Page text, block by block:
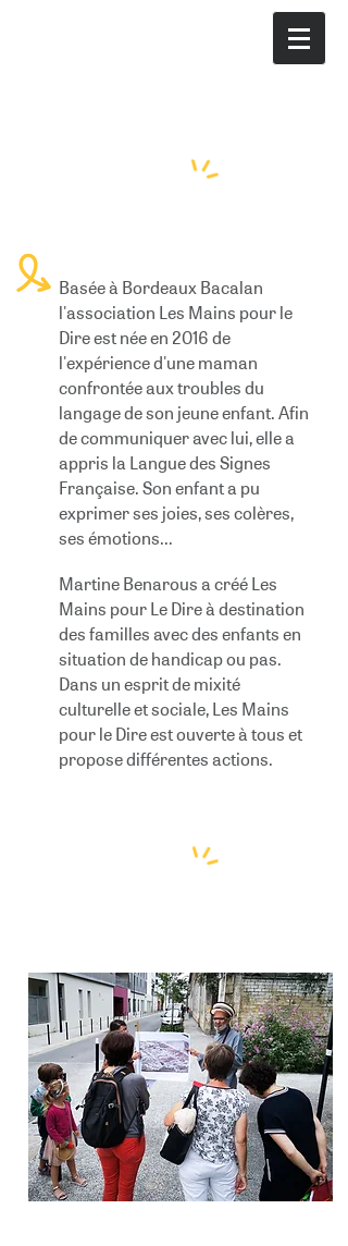
Basée à Bordeaux Bacalan
l'association Les Mains pour le
Dire est née en 2016 de
l'expérience d'une maman
confrontée aux troubles du
langage de son jeune enfant. Afin
de communiquer avec lui, elle a
appris la Langue des Signes
Française. Son enfant a pu
exprimer ses joies, ses colères,
ses émotions...
Martine Benarous a créé Les
Mains pour Le Dire à destination
des familles avec des enfants en
situation de handicap ou pas.
Dans un esprit de mixité
culturelle et sociale, Les Mains
pour le Dire est ouverte à tous et
propose différentes actions.